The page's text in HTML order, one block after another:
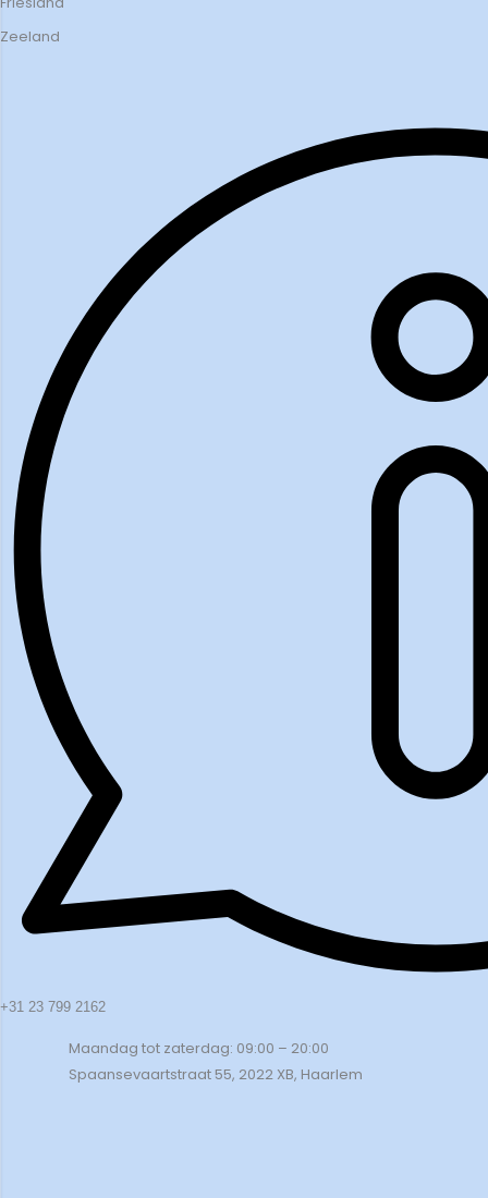
Zeeland
+31 23 799 2162
Maandag tot zaterdag: 09:00 – 20:00
Spaansevaartstraat 55, 2022 XB, Haarlem